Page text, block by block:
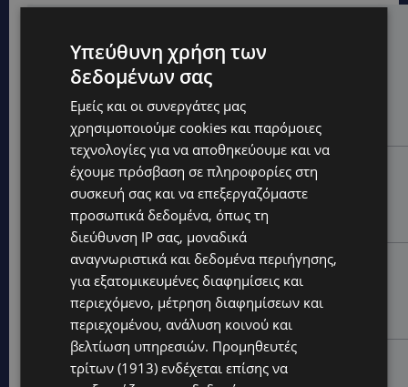
UPDATES
ΧΩΡΙΣ ΣΩΣΣΙΒΙΟ Η ΘΑΛΑΣΣΙΑ ΣΥΝΔΕΣΗ ΚΥΠΡΟΥ-
ΕΛΛΑΔΑΣ: «Χωρίς επιδότηση το πλοίο δεν θα
ξανασηκώσει άγκυρα»
STORIES
ΜΑΡΙΝΟΣ ΚΩΝΣΤΑΝΤΙΝΙΔΗΣ: Οι πρωτοβουλίες για να
ξαναζωντανέψει η Μακαρίου και το κέντρο της
Λευκωσίας-(Βίντεο)
UPDATES
ΤΡΟΧΑΙΟ ΣΤΗΝ ΛΕΥΚΩΣΙΑ: Χειροπέδες και στη σύζυγο
του 27χρονου – Φέρεται να παραπλάνησε την
Αστυνομία
UPDATES
ΔΕΝ ΥΠΟΧΩΡΕΙ Ο ΚΑΥΣΩΝΑΣ: Νέα κίτρινη
Υπεύθυνη χρήση των
δεδομένων σας
Εμείς και οι συνεργάτες μας
χρησιμοποιούμε cookies και παρόμοιες
τεχνολογίες για να αποθηκεύουμε και να
έχουμε πρόσβαση σε πληροφορίες στη
συσκευή σας και να επεξεργαζόμαστε
προσωπικά δεδομένα, όπως τη
διεύθυνση IP σας, μοναδικά
αναγνωριστικά και δεδομένα περιήγησης,
για εξατομικευμένες διαφημίσεις και
περιεχόμενο, μέτρηση διαφημίσεων και
περιεχομένου, ανάλυση κοινού και
βελτίωση υπηρεσιών. Προμηθευτές
τρίτων (1913) ενδέχεται επίσης να